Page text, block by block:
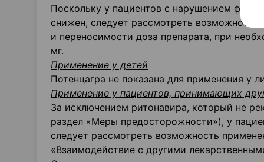
Поскольку у пациентов с нарушением
снижен, следует рассмотреть
и переносимости доза препарата, при
мг.
Применение у детей
Потенцагра не показана для применения у
Применение у пациентов, принимающих
За исключением ритонавира, который не
раздел «Меры предосторожности»), у
следует рассмотреть возможность
«Взаимодействие с другими